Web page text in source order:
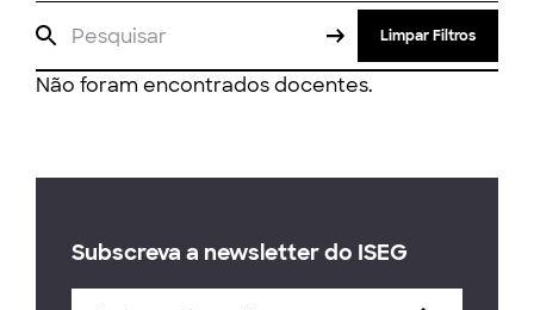
Limpar Filtros
Não foram encontrados docentes.
Subscreva a newsletter do ISEG